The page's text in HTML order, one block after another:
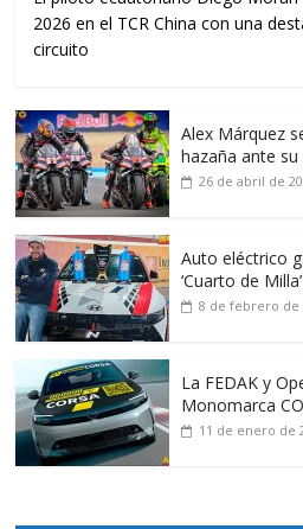
2026 en el TCR China con una
circuito
Alex Márquez
hazaña ante
26 de abril de
Auto eléctrico
‘Cuarto de
8 de febrero de
La FEDAK y
Monomarca
11 de enero de